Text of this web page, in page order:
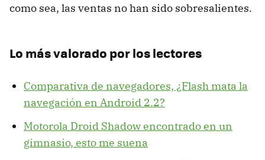
como sea, las ventas no han sido sobresalientes.
Lo más valorado por los lectores
Comparativa de navegadores, ¿Flash mata la
navegación en Android 2.2?
Motorola Droid Shadow encontrado en un
gimnasio, esto me suena